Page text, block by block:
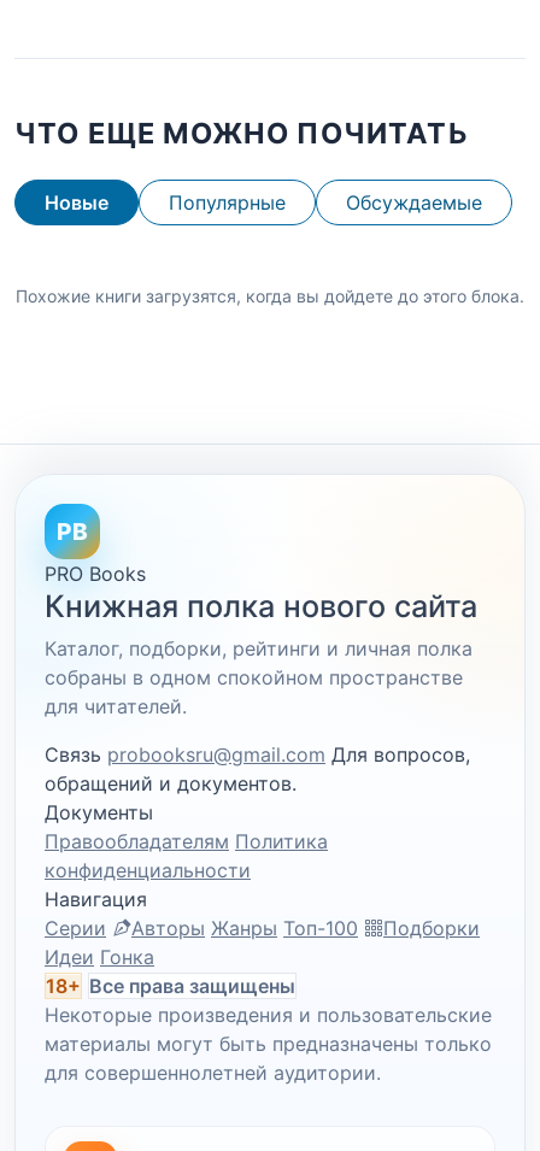
ЧТО ЕЩЕ МОЖНО ПОЧИТАТЬ
Новые Популярные Обсуждаемые
Похожие книги загрузятся, когда вы дойдете до этого блока.
PB
PRO Books
Книжная полка нового сайта
Каталог, подборки, рейтинги и личная полка
собраны в одном спокойном пространстве
для читателей.
Связь probooksru@gmail.com Для вопросов,
обращений и документов.
Документы
Правообладателям Политика
конфиденциальности
Навигация
Серии
Авторы Жанры Топ-100
Подборки
Идеи Гонка
18+ Все права защищены
Некоторые произведения и пользовательские
материалы могут быть предназначены только
для совершеннолетней аудитории.